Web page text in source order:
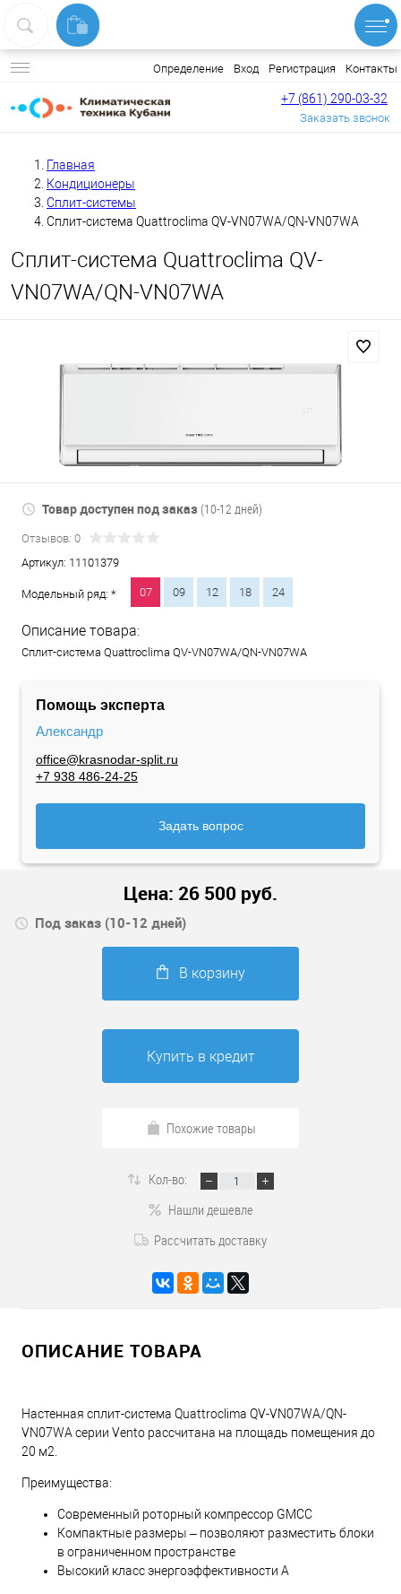
Определение Вход Регистрация Контакты
+7 (861) 290-03-32
Заказать звонок
Главная
Кондиционеры
Сплит-системы
Сплит-система Quattroclima QV-VN07WA/QN-VN07WA
Сплит-система Quattroclima QV-
VN07WA/QN-VN07WA
Товар доступен под заказ (10-12 дней)
Отзывов: 0
Артикул: 11101379
Модельный ряд: * 07 09 12 18 24
Описание товара:
Сплит-система Quattroclima QV-VN07WA/QN-VN07WA
Помощь эксперта
Александр
office@krasnodar-split.ru
+7 938 486-24-25
Задать вопрос
Цена: 26 500 руб.
Под заказ (10-12 дней)
В корзину
Купить в кредит
Похожие товары
Кол-во:
Нашли дешевле
Рассчитать доставку
ОПИСАНИЕ ТОВАРА
Настенная сплит-система Quattroclima QV-VN07WA/QN-
VN07WA серии Vento рассчитана на площадь помещения до
20 м2.
Преимущества:
Современный роторный компрессор GMCC
Компактные размеры – позволяют разместить блоки
в ограниченном пространстве
Высокий класс энергоэффективности А